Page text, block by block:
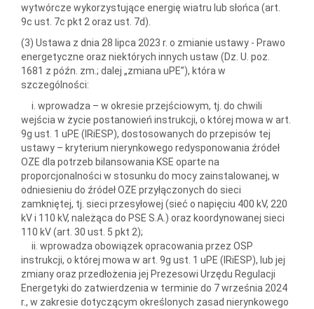
wytwórcze wykorzystujące energię wiatru lub słońca (art.
9c ust. 7c pkt 2 oraz ust. 7d).
(3) Ustawa z dnia 28 lipca 2023 r. o zmianie ustawy - Prawo
energetyczne oraz niektórych innych ustaw (Dz. U. poz.
1681 z późn. zm.; dalej „zmiana uPE”), która w
szczególności:
i. wprowadza – w okresie przejściowym, tj. do chwili
wejścia w życie postanowień instrukcji, o której mowa w art.
9g ust. 1 uPE (IRiESP), dostosowanych do przepisów tej
ustawy – kryterium nierynkowego redysponowania źródeł
OZE dla potrzeb bilansowania KSE oparte na
proporcjonalności w stosunku do mocy zainstalowanej, w
odniesieniu do źródeł OZE przyłączonych do sieci
zamkniętej, tj. sieci przesyłowej (sieć o napięciu 400 kV, 220
kV i 110 kV, należąca do PSE S.A.) oraz koordynowanej sieci
110 kV (art. 30 ust. 5 pkt 2);
ii. wprowadza obowiązek opracowania przez OSP
instrukcji, o której mowa w art. 9g ust. 1 uPE (IRiESP), lub jej
zmiany oraz przedłożenia jej Prezesowi Urzędu Regulacji
Energetyki do zatwierdzenia w terminie do 7 września 2024
r., w zakresie dotyczącym określonych zasad nierynkowego